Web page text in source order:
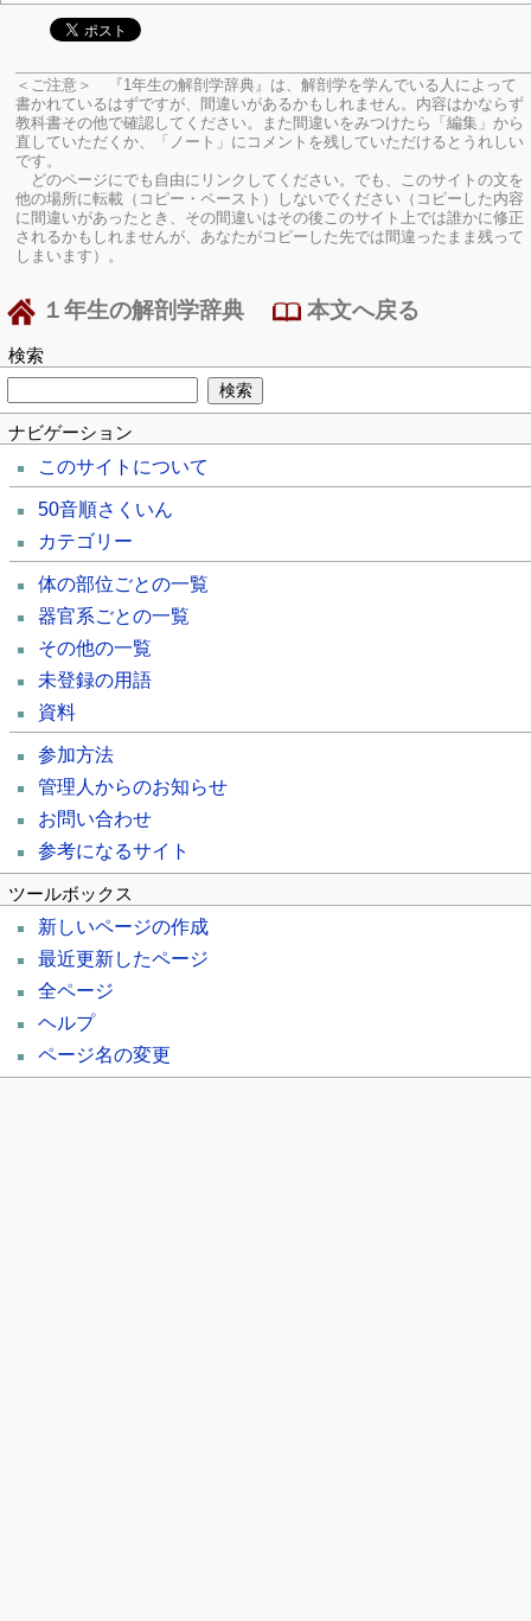
＜ご注意＞ 『1年生の解剖学辞典』は、解剖学を学んでいる人によって
書かれているはずですが、間違いがあるかもしれません。内容はかならず
教科書その他で確認してください。
また間違いをみつけたら「編集」から
直していただくか、「ノート」にコメントを残していただけるとうれしい
です。
どのページにでも自由にリンクしてください。でも、このサイトの文を
他の場所に転載（コピー・ペースト）しないでください（コピーした内容
に間違いがあったとき、その間違いはその後このサイト上では誰かに修正
されるかもしれませんが、あなたがコピーした先では間違ったまま残って
しまいます）。
１年生の解剖学辞典 本文へ戻る
検索
ナビゲーション
このサイトについて
50音順さくいん
カテゴリー
体の部位ごとの一覧
器官系ごとの一覧
その他の一覧
未登録の用語
資料
参加方法
管理人からのお知らせ
お問い合わせ
参考になるサイト
ツールボックス
新しいページの作成
最近更新したページ
全ページ
ヘルプ
ページ名の変更